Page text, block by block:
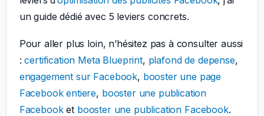
un guide dédié avec 5 leviers concrets.
Pour aller plus loin, n’hésitez pas à consulter aussi
:certification Meta Blueprint, plafond de depense,
engagement sur Facebook, booster une page
Facebook entiere, booster une publication
Facebooket booster une publication Facebook.